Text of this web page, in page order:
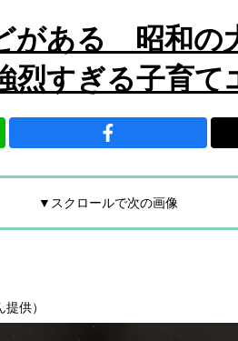
がある 昭和の
烈すぎる子育て
▼スクロールで次の画像
供）